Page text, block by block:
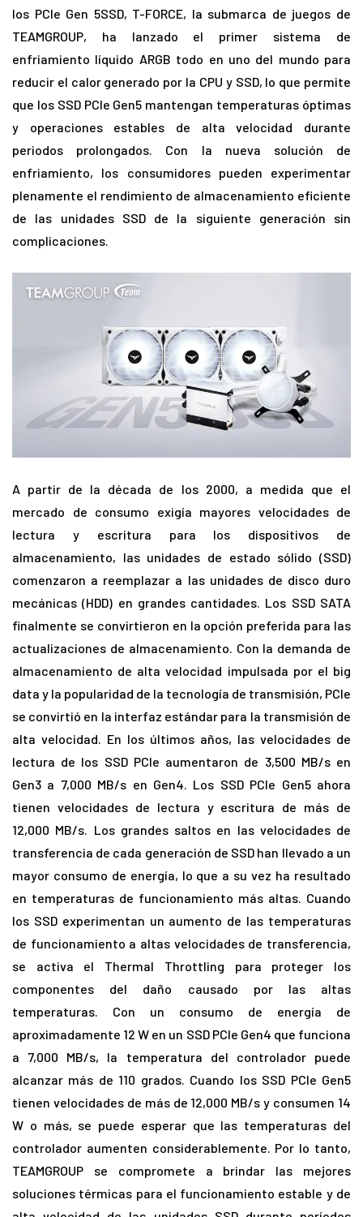
los PCIe Gen 5SSD, T-FORCE, la submarca de juegos de
TEAMGROUP, ha lanzado el primer sistema de
enfriamiento líquido ARGB todo en uno del mundo para
reducir el calor generado por la CPU y SSD, lo que permite
que los SSD PCIe Gen5 mantengan temperaturas óptimas
y operaciones estables de alta velocidad durante
periodos prolongados. Con la nueva solución de
enfriamiento, los consumidores pueden experimentar
plenamente el rendimiento de almacenamiento eficiente
de las unidades SSD de la siguiente generación sin
complicaciones.
A partir de la década de los 2000, a medida que el
mercado de consumo exigía mayores velocidades de
lectura y escritura para los dispositivos de
almacenamiento, las unidades de estado sólido (SSD)
comenzaron a reemplazar a las unidades de disco duro
mecánicas (HDD) en grandes cantidades. Los SSD SATA
finalmente se convirtieron en la opción preferida para las
actualizaciones de almacenamiento. Con la demanda de
almacenamiento de alta velocidad impulsada por el big
data y la popularidad de la tecnología de transmisión, PCIe
se convirtió en la interfaz estándar para la transmisión de
alta velocidad. En los últimos años, las velocidades de
lectura de los SSD PCIe aumentaron de 3,500 MB/s en
Gen3 a 7,000 MB/s en Gen4. Los SSD PCIe Gen5 ahora
tienen velocidades de lectura y escritura de más de
12,000 MB/s. Los grandes saltos en las velocidades de
transferencia de cada generación de SSD han llevado a un
mayor consumo de energía, lo que a su vez ha resultado
en temperaturas de funcionamiento más altas. Cuando
los SSD experimentan un aumento de las temperaturas
de funcionamiento a altas velocidades de transferencia,
se activa el Thermal Throttling para proteger los
componentes del daño causado por las altas
temperaturas. Con un consumo de energía de
aproximadamente 12 W en un SSD PCIe Gen4 que funciona
a 7,000 MB/s, la temperatura del controlador puede
alcanzar más de 110 grados. Cuando los SSD PCIe Gen5
tienen velocidades de más de 12,000 MB/s y consumen 14
W o más, se puede esperar que las temperaturas del
controlador aumenten considerablemente. Por lo tanto,
TEAMGROUP se compromete a brindar las mejores
soluciones térmicas para el funcionamiento estable y de